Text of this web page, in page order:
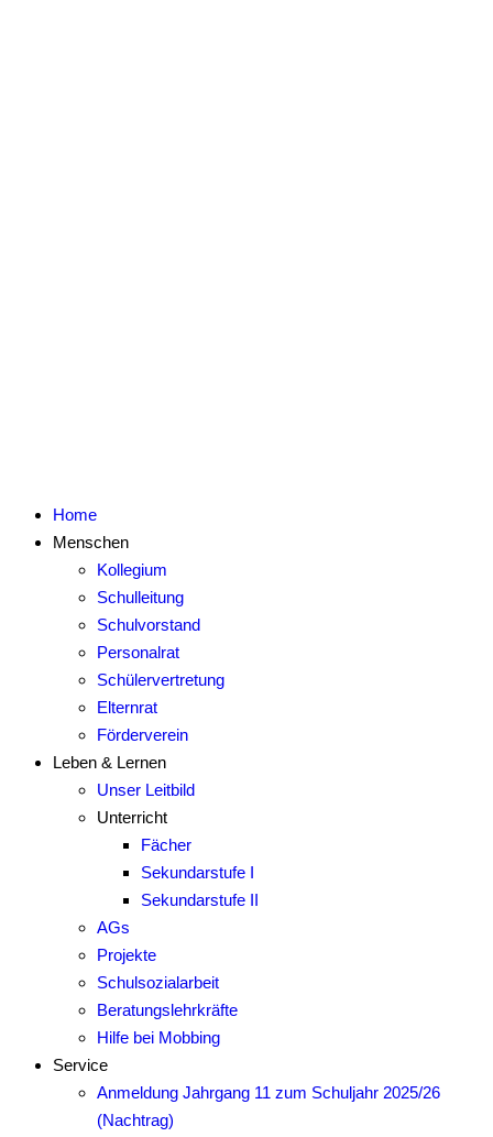
Home
Menschen
Kollegium
Schulleitung
Schulvorstand
Personalrat
Schülervertretung
Elternrat
Förderverein
Leben & Lernen
Unser Leitbild
Unterricht
Fächer
Sekundarstufe I
Sekundarstufe II
AGs
Projekte
Schulsozialarbeit
Beratungslehrkräfte
Hilfe bei Mobbing
Service
Anmeldung Jahrgang 11 zum Schuljahr 2025/26
(Nachtrag)